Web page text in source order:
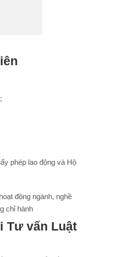
phép lao động và Hộ
động ngành, nghề
chỉ hành
Tư vấn Luật